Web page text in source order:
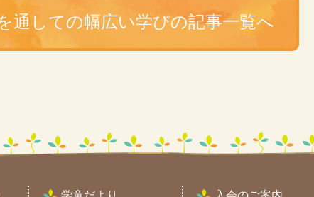
通しての幅広い学びの記事一覧へ